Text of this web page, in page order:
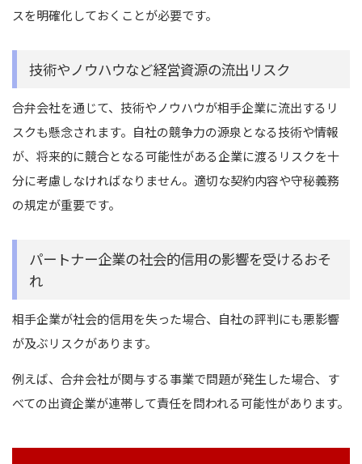
スを明確化しておくことが必要です。
技術やノウハウなど経営資源の流出リスク
合弁会社を通じて、技術やノウハウが相手企業に流出するリ
スクも懸念されます。自社の競争力の源泉となる技術や情報
が、将来的に競合となる可能性がある企業に渡るリスクを十
分に考慮しなければなりません。適切な契約内容や守秘義務
の規定が重要です。
パートナー企業の社会的信用の影響を受けるおそ
れ
相手企業が社会的信用を失った場合、自社の評判にも悪影響
が及ぶリスクがあります。
例えば、合弁会社が関与する事業で問題が発生した場合、す
べての出資企業が連帯して責任を問われる可能性があります。